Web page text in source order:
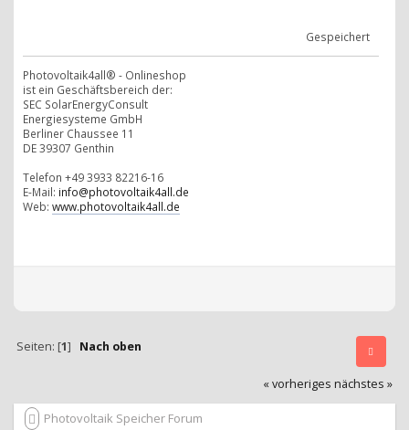
Gespeichert
Photovoltaik4all® - Onlineshop
ist ein Geschäftsbereich der:
SEC SolarEnergyConsult
Energiesysteme GmbH
Berliner Chaussee 11
DE 39307 Genthin
Telefon +49 3933 82216-16
E-Mail: info@photovoltaik4all.de
Web: www.photovoltaik4all.de
Seiten: [1] Nach oben
« vorheriges nächstes »
Photovoltaik Speicher Forum